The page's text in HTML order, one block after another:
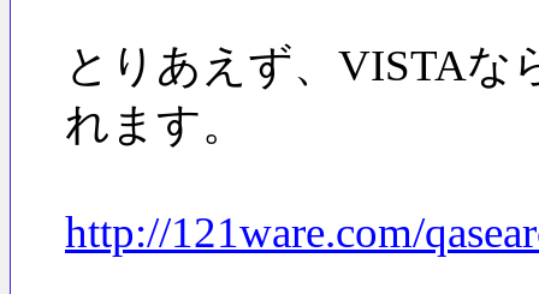
とりあえず、VISTA
れます。
http://121ware.com/